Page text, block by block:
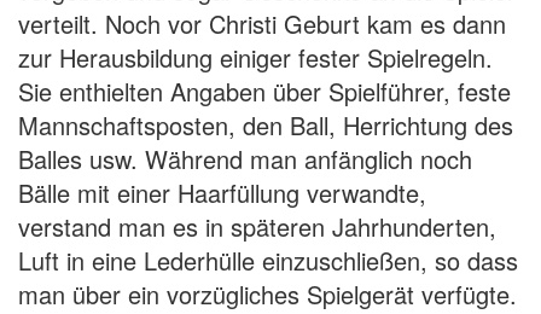
verteilt. Noch vor Christi Geburt kam es dann
zur Herausbildung einiger fester Spielregeln.
Sie enthielten Angaben über Spielführer, feste
Mannschaftsposten, den Ball, Herrichtung des
Balles usw. Während man anfänglich noch
Bälle mit einer Haarfüllung verwandte,
verstand man es in späteren Jahrhunderten,
Luft in eine Lederhülle einzuschließen, so dass
man über ein vorzügliches Spielgerät verfügte.